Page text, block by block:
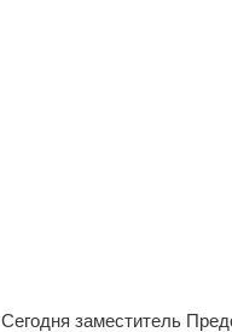
Сегодня заместитель